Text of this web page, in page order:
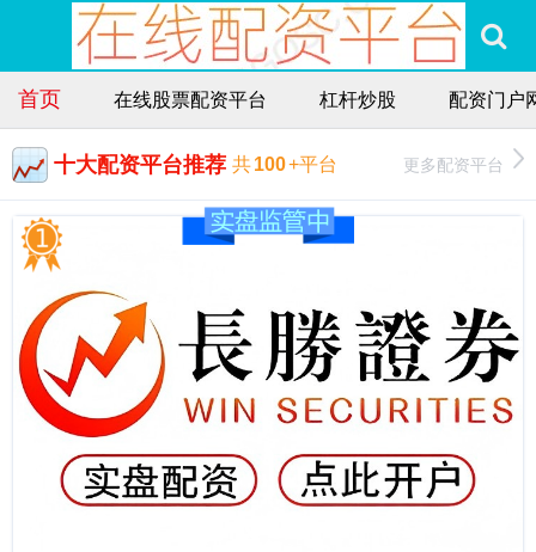
首页 在线股票配资平台 杠杆炒股 配资门户
十大配资平台推荐 共100+平台 更多配资平台